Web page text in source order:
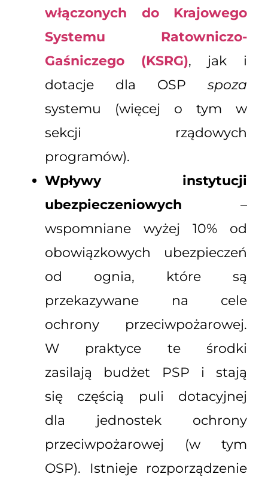
włączonych do Krajowego
Systemu Ratowniczo-
Gaśniczego (KSRG), jak i
dotacje dla OSP spoza
systemu (więcej o tym w
sekcji rządowych
programów).
Wpływy instytucji
ubezpieczeniowych –
wspomniane wyżej 10% od
obowiązkowych ubezpieczeń
od ognia, które są
przekazywane na cele
ochrony przeciwpożarowej.
W praktyce te środki
zasilają budżet PSP i stają
się częścią puli dotacyjnej
dla jednostek ochrony
przeciwpożarowej (w tym
OSP). Istnieje rozporządzenie